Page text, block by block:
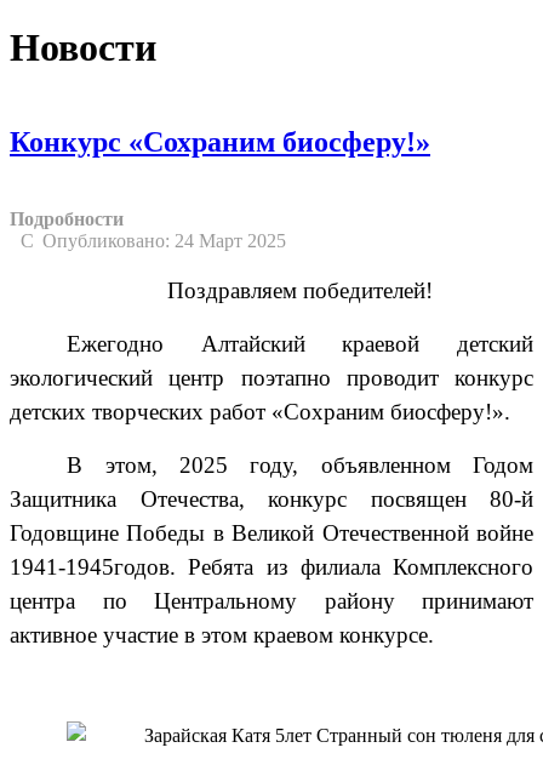
Новости
Конкурс «Сохраним биосферу!»
Подробности
Опубликовано: 24 Март 2025
Поздравляем победителей!
Ежегодно Алтайский краевой детский
экологический центр поэтапно проводит конкурс
детских творческих работ «Сохраним биосферу!».
В этом, 2025 году, объявленном Годом
Защитника Отечества, конкурс посвящен 80-й
Годовщине Победы в Великой Отечественной войне
1941-1945годов. Ребята из филиала Комплексного
центра по Центральному району принимают
активное участие в этом краевом конкурсе.